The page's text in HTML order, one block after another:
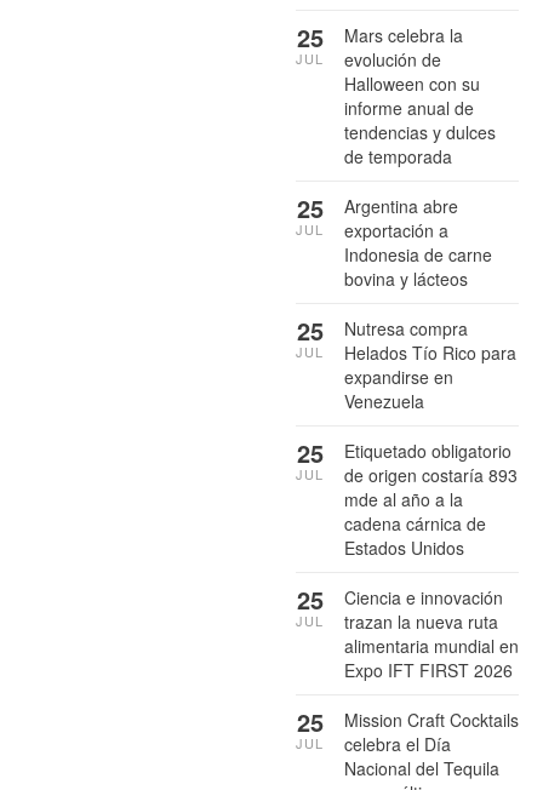
Mars celebra la
evolución de
Halloween con su
informe anual de
tendencias y dulces
de temporada
25
JUL
Argentina abre
exportación a
Indonesia de carne
bovina y lácteos
25
JUL
Nutresa compra
Helados Tío Rico para
expandirse en
Venezuela
25
JUL
Etiquetado obligatorio
de origen costaría 893
mde al año a la
cadena cárnica de
Estados Unidos
25
JUL
Ciencia e innovación
trazan la nueva ruta
alimentaria mundial en
Expo IFT FIRST 2026
25
JUL
Mission Craft Cocktails
celebra el Día
Nacional del Tequila
25
JUL